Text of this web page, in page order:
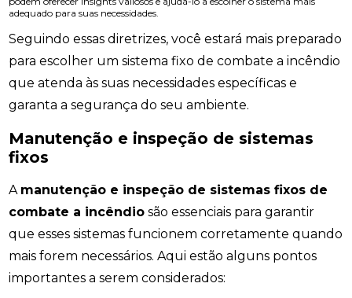
adequado para suas necessidades.
Seguindo essas diretrizes, você estará mais preparado
para escolher um sistema fixo de combate a incêndio
que atenda às suas necessidades específicas e
garanta a segurança do seu ambiente.
Manutenção e inspeção de sistemas
fixos
A manutenção e inspeção de sistemas fixos de
combate a incêndio são essenciais para garantir
que esses sistemas funcionem corretamente quando
mais forem necessários. Aqui estão alguns pontos
importantes a serem considerados: